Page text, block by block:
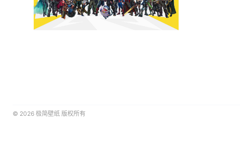
© 2026 极简壁纸 版权所有